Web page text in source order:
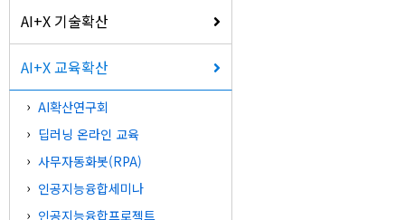
AI+X 기술확산
AI+X 교육확산
AI확산연구회
딥러닝 온라인 교육
사무자동화봇(RPA)
인공지능융합세미나
인공지능융합프로젝트